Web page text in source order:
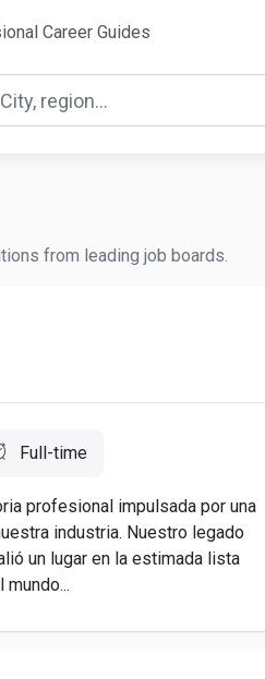
Career Guides
from leading job boards.
Full-time
profesional impulsada por una
industria. Nuestro legado
un lugar en la estimada lista